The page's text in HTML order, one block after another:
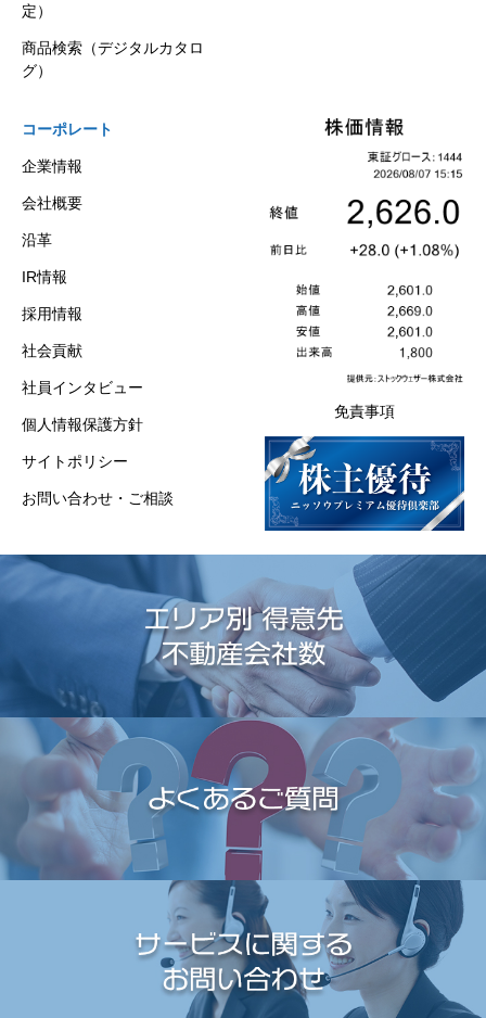
定）
商品検索（デジタルカタロ
グ）
コーポレート
企業情報
会社概要
沿革
IR情報
採用情報
社会貢献
社員インタビュー
個人情報保護方針
サイトポリシー
お問い合わせ・ご相談
免責事項